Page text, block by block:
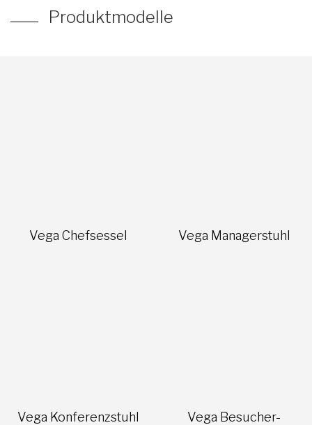
Produktmodelle
Vega Chefsessel Vega Managerstuhl
Vega Konferenzstuhl
Vega Besucher-